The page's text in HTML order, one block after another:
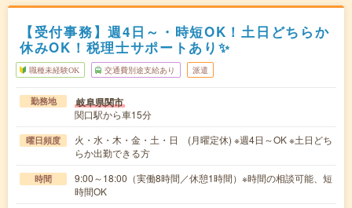
【受付事務】週4日～・時短OK！土日どちらか
休みOK！税理士サポートあり✨
職種未経験OK 交通費別途支給あり 派遣
勤務地 岐阜県関市
関口駅から車15分
曜日頻度
火・水・木・金・土・日 (月曜定休) ※週4日～OK ※土日どち
らか出勤できる方
時間
9:00～18:00（実働8時間／休憩1時間）※時間の相談可能、短
時間OK